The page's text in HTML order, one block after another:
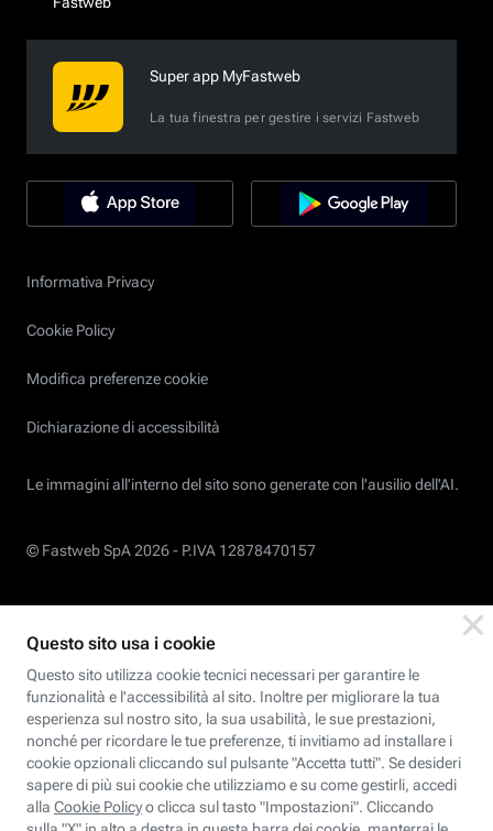
Super app MyFastweb
La tua finestra per gestire i servizi Fastweb
Informativa Privacy
Cookie Policy
Modifica preferenze cookie
Dichiarazione di accessibilità
Le immagini all’interno del sito sono generate con l'ausilio dell'AI.
© Fastweb SpA 2026 - P.IVA 12878470157